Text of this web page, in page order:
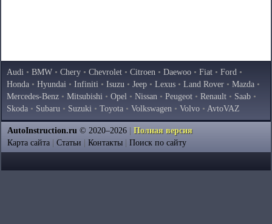
Audi • BMW • Chery • Chevrolet • Citroen • Daewoo • Fiat • Ford •
Honda • Hyundai • Infiniti • Isuzu • Jeep • Lexus • Land Rover • Mazda •
Mercedes-Benz • Mitsubishi • Opel • Nissan • Peugeot • Renault • Saab •
Skoda • Subaru • Suzuki • Toyota • Volkswagen • Volvo • AvtoVAZ
AutoInstruction.ru © 2020–2026
Полная версия
Карта сайта
Статьи Контакты Поиск по сайту